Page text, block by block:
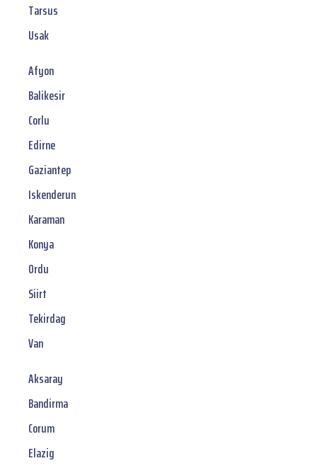
Tarsus
Usak
Afyon
Balikesir
Corlu
Edirne
Gaziantep
Iskenderun
Karaman
Konya
Ordu
Siirt
Tekirdag
Van
Aksaray
Bandirma
Corum
Elazig